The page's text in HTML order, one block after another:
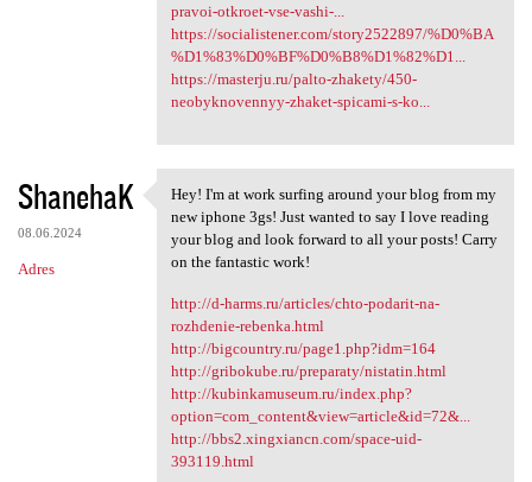
pravoi-otkroet-vse-vashi-...
https://socialistener.com/story2522897/%D0%BA
%D1%83%D0%BF%D0%B8%D1%82%D1...
https://masterju.ru/palto-zhakety/450-
neobyknovennyy-zhaket-spicami-s-ko...
ShanehaK
08.06.2024
Adres
Hey! I'm at work surfing
Hey! I'm at work surfing around your blog from my
new iphone 3gs! Just wanted to say I love reading
your blog and look forward to all your posts! Carry
on the fantastic work!
http://d-harms.ru/articles/chto-podarit-na-
rozhdenie-rebenka.html
http://bigcountry.ru/page1.php?idm=164
http://gribokube.ru/preparaty/nistatin.html
http://kubinkamuseum.ru/index.php?
option=com_content&view=article&id=72&...
http://bbs2.xingxiancn.com/space-uid-
393119.html